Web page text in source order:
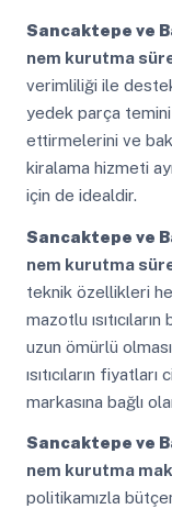
Sancaktepe ve
nem kurutma
verimliliği ile
yedek parça temini
ettirmelerini ve
kiralama hizmeti
için de idealdir.
Sancaktepe ve
nem kurutma
teknik özellikleri
mazotlu
uzun ömürlü
ısıtıcıların
markasına bağlı
Sancaktepe ve
nem kurutma
politikamızla